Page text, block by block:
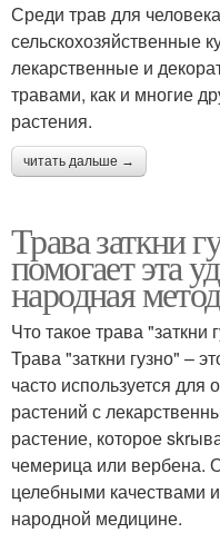
Среди трав для
сельскохозяйственные
лекарственные и
травами, как и многие
растения.
читать дальше →
Трава заткни
помогает эта
народная
Что такое трава "заткни
Трава "заткни гузно" –
часто используется
растений с
растение, которое
чемерица или вербена.
целебными качествами
народной медицине.